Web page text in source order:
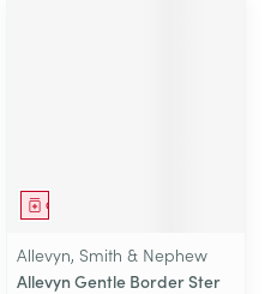
Geneesmiddel
Allevyn, Smith & Nephew
Allevyn Gentle Border Ster